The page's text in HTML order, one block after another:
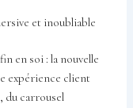
et inoubliable
en soi : la nouvelle
expérience client
du carrousel